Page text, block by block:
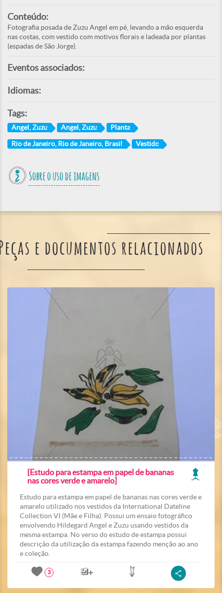
Conteúdo:
Fotografia posada de Zuzu Angel em pé, levando a mão esquerda
nas costas, com vestido com motivos florais e ladeada por plantas
(espadas de São Jorge).
Eventos associados:
Idiomas:
Tags:
Angel, Zuzu Angel, Zuzu Planta
Rio de Janeiro, Rio de Janeiro, Brasil Vestido
Sobre o uso de imagens
e documentos relacionados
[Estudo para estampa em papel de bananas
nas cores verde e amarelo]
Estudo para estampa em papel de bananas nas cores verde e
amarelo utilizado nos vestidos da International Dateline
Collection VI (Mãe e Filha). Possui um ensaio fotográfico
envolvendo Hildegard Angel e Zuzu usando vestidos da
mesma estampa. No verso do estudo de estampa possui
descrição da utilização da estampa fazendo menção ao ano
e coleção.
3